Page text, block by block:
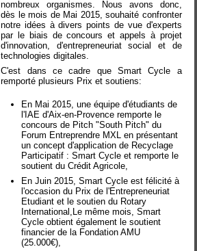
nombreux organismes. Nous avons donc,
dès le mois de Mai 2015, souhaité confronter
notre idées à divers points de vue d'experts
par le biais de concours et appels à projet
d'innovation, d'entrepreneuriat social et de
technologies digitales.
C'est dans ce cadre que Smart Cycle a
remporté plusieurs Prix et soutiens:
En Mai 2015, une équipe d'étudiants de
l'IAE d'Aix-en-Provence remporte le
concours de Pitch "South Pitch" du
Forum Entreprendre MXL en présentant
un concept d'application de Recyclage
Participatif : Smart Cycle et remporte le
soutient du Crédit Agricole,
En Juin 2015, Smart Cycle est félicité à
l'occasion du Prix de l'Entrepreneuriat
Etudiant et le soutien du Rotary
International,Le même mois, Smart
Cycle obtient également le soutient
financier de la Fondation AMU
(25.000€),